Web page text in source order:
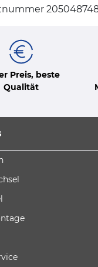
Preis, beste
Qualität